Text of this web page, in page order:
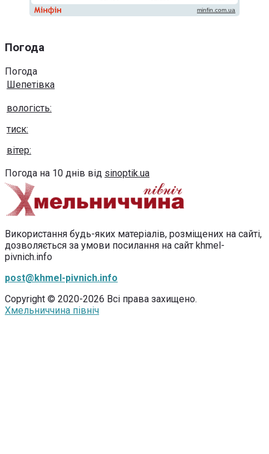
Погода
Погода
Шепетівка
вологість:
тиск:
вітер:
Погода на 10 днів від sinoptik.ua
Використання будь-яких матеріалів, розміщених на сайті,
дозволяється за умови посилання на сайт khmel-
pivnich.info
post@khmel-pivnich.info
Copyright © 2020-2026 Всі права захищено.
Хмельниччина північ